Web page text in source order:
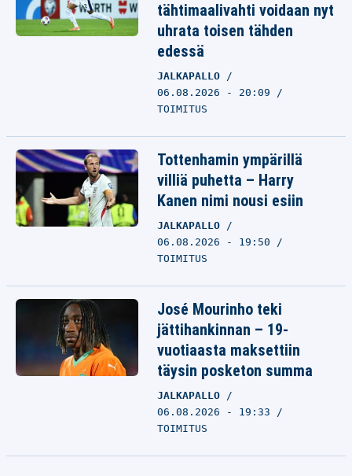
tähtimaalivahti voidaan nyt
uhrata toisen tähden
edessä
JALKAPALLO
06.08.2026 - 20:09
TOIMITUS
Tottenhamin ympärillä
villiä puhetta – Harry
Kanen nimi nousi esiin
JALKAPALLO
06.08.2026 - 19:50
TOIMITUS
José Mourinho teki
jättihankinnan – 19-
vuotiaasta maksettiin
täysin posketon summa
JALKAPALLO
06.08.2026 - 19:33
TOIMITUS